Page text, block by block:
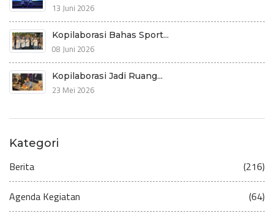
13 Juni 2026
Kopilaborasi Bahas Sport...
08 Juni 2026
Kopilaborasi Jadi Ruang...
23 Mei 2026
Kategori
Berita (216)
Agenda Kegiatan (64)